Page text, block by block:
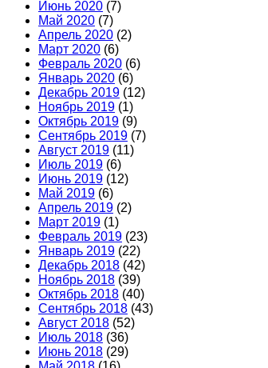
Июнь 2020 (7)
Май 2020 (7)
Апрель 2020 (2)
Март 2020 (6)
Февраль 2020 (6)
Январь 2020 (6)
Декабрь 2019 (12)
Ноябрь 2019 (1)
Октябрь 2019 (9)
Сентябрь 2019 (7)
Август 2019 (11)
Июль 2019 (6)
Июнь 2019 (12)
Май 2019 (6)
Апрель 2019 (2)
Март 2019 (1)
Февраль 2019 (23)
Январь 2019 (22)
Декабрь 2018 (42)
Ноябрь 2018 (39)
Октябрь 2018 (40)
Сентябрь 2018 (43)
Август 2018 (52)
Июль 2018 (36)
Июнь 2018 (29)